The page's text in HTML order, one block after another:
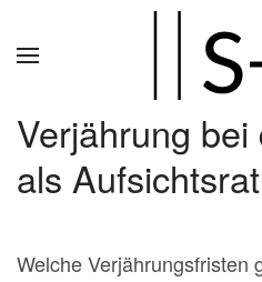
Verjährung
als Aufsichtsrat
Welche Verjährungsfristen